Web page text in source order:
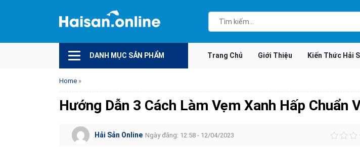
DANH MỤC SẢN PHẨM Trang Chủ Giới Thiệu Kiến Thức Hải
Home »
Hướng Dẫn 3 Cách Làm Vẹm Xanh Hấp Chuẩn
Hải Sản Online Ngày đăng: 12:58 - 12/04/2023